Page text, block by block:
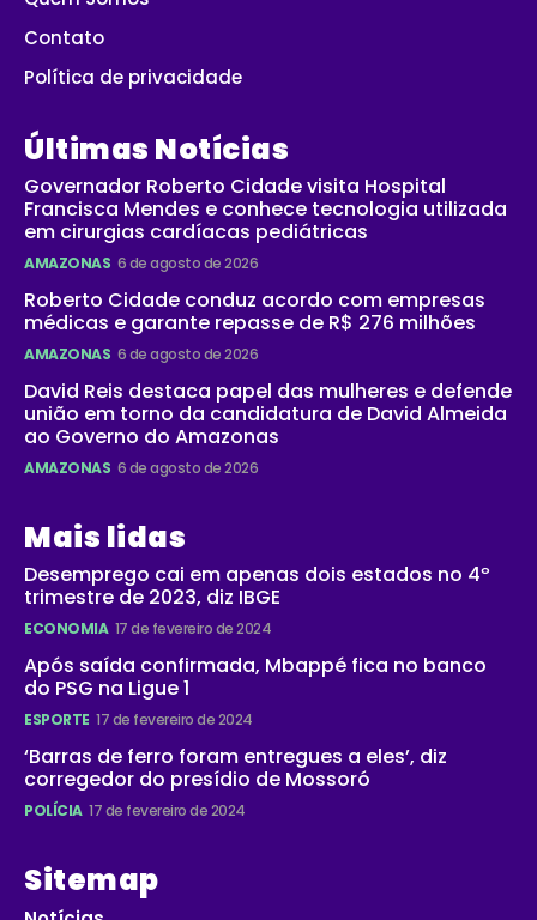
Contato
Política de privacidade
Últimas Notícias
Governador Roberto Cidade visita Hospital
Francisca Mendes e conhece tecnologia utilizada
em cirurgias cardíacas pediátricas
AMAZONAS 6 de agosto de 2026
Roberto Cidade conduz acordo com empresas
médicas e garante repasse de R$ 276 milhões
AMAZONAS 6 de agosto de 2026
David Reis destaca papel das mulheres e defende
união em torno da candidatura de David Almeida
ao Governo do Amazonas
AMAZONAS 6 de agosto de 2026
Mais lidas
Desemprego cai em apenas dois estados no 4º
trimestre de 2023, diz IBGE
ECONOMIA 17 de fevereiro de 2024
Após saída confirmada, Mbappé fica no banco
do PSG na Ligue 1
ESPORTE 17 de fevereiro de 2024
‘Barras de ferro foram entregues a eles’, diz
corregedor do presídio de Mossoró
POLÍCIA 17 de fevereiro de 2024
Sitemap